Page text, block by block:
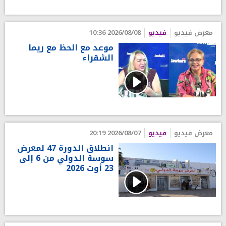
معرض فيديو فيديو 2026/08/08 10:36
موعد مع الحظ مع ريما
الشقراء
معرض فيديو فيديو 2026/08/07 20:19
انطلاق الدورة 47 لمعرض
سوسة الدولي من 6 إلى
23 أوت 2026